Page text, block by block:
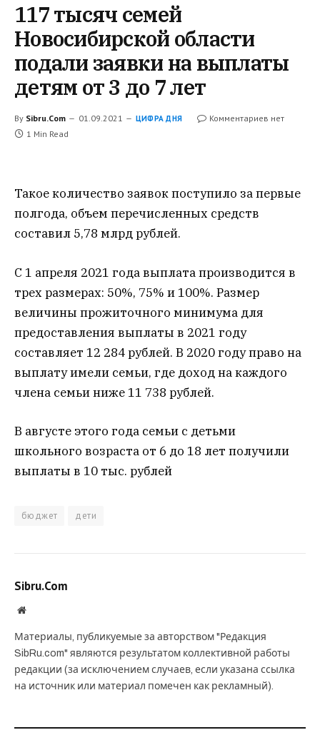
117 тысяч семей
Новосибирской области
подали заявки на выплаты
детям от 3 до 7 лет
By Sibru.Com 01.09.2021 ЦИФРА ДНЯ
Комментариев нет
1 Min Read
Такое количество заявок поступило за первые
полгода, объем перечисленных средств
составил 5,78 млрд рублей.
С 1 апреля 2021 года выплата производится в
трех размерах: 50%, 75% и 100%. Размер
величины прожиточного минимума для
предоставления выплаты в 2021 году
составляет 12 284 рублей. В 2020 году право на
выплату имели семьи, где доход на каждого
члена семьи ниже 11 738 рублей.
В августе этого года семьи с детьми
школьного возраста от 6 до 18 лет получили
выплаты в 10 тыс. рублей
бюджет дети
Sibru.Com
Website
Материалы, публикуемые за авторством "Редакция
SibRu.com" являются результатом коллективной работы
редакции (за исключением случаев, если указана ссылка
на источник или материал помечен как рекламный).